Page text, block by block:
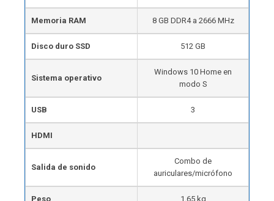
Memoria RAM 8 GB DDR4 a 2666 MHz
Disco duro SSD 512 GB
Sistema operativo
Windows 10 Home en
modo S
USB 3
HDMI
Salida de sonido
Combo de
auriculares/micrófono
Peso 1.65 kg